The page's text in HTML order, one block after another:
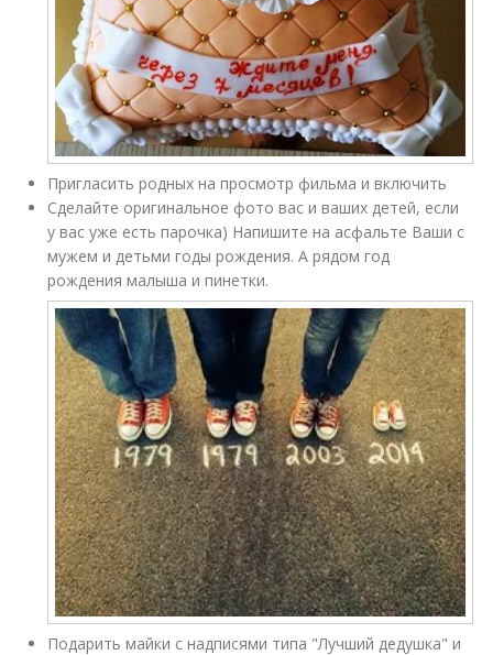
Пригласить родных на просмотр фильма и включить
Сделайте оригинальное фото вас и ваших детей, если
у вас уже есть парочка) Напишите на асфальте Ваши с
мужем и детьми годы рождения. А рядом год
рождения малыша и пинетки.
Подарить майки с надписями типа "Лучший дедушка" и